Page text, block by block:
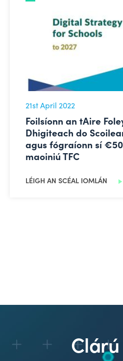
21st April 2022
Foilsíonn an tAire
Dhigiteach do
agus fógraíonn sí
maoiniú TFC
LÉIGH AN SCÉAL IOMLÁN